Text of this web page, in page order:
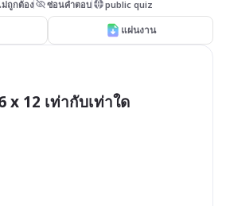
ถูกต้อง ซ่อนคำตอบ public quiz
แผ่นงาน
x 12 เท่ากับเท่าใด